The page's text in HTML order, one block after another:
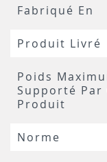
Fabriqué En
Produit Livré
Poids
Supporté Par
Produit
Norme